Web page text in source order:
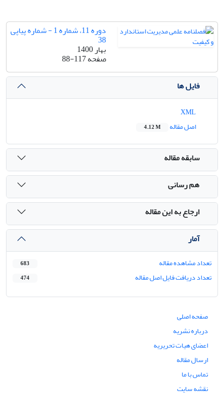
دوره 11، شماره 1 - شماره پیاپی
38
بهار 1400
صفحه88-117
فایل ها
اصل مقاله
4.12 M
سابقه مقاله
هم رسانی
ارجاع به این مقاله
آمار
تعداد مشاهده مقاله 683
تعداد دریافت فایل اصل مقاله 474
صفحه اصلی
درباره نشریه
اعضای هیات تحریریه
ارسال مقاله
تماس با ما
نقشه سایت